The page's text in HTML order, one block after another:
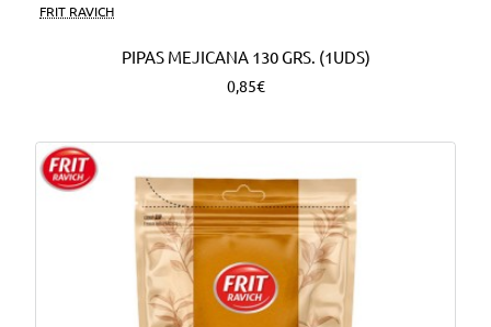
FRIT RAVICH
PIPAS MEJICANA 130 GRS. (1UDS)
0,85€